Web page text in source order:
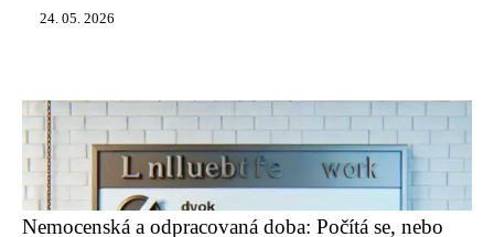
24. 05. 2026
Nemocenská a odpracovaná doba: Počítá se, nebo